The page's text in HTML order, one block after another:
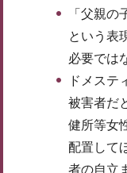
「父親の
という表
必要では
ドメステ
被害者だ
健所等女
配置して
者の自立